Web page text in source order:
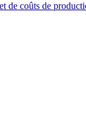
de coûts de